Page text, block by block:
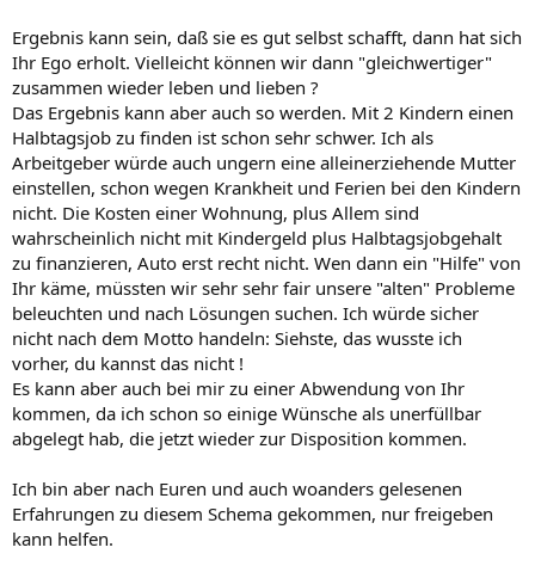
Ergebnis kann sein, daß sie es gut selbst schafft, dann hat sich
Ihr Ego erholt. Vielleicht können wir dann "gleichwertiger"
zusammen wieder leben und lieben ?
Das Ergebnis kann aber auch so werden. Mit 2 Kindern einen
Halbtagsjob zu finden ist schon sehr schwer. Ich als
Arbeitgeber würde auch ungern eine alleinerziehende Mutter
einstellen, schon wegen Krankheit und Ferien bei den Kindern
nicht. Die Kosten einer Wohnung, plus Allem sind
wahrscheinlich nicht mit Kindergeld plus Halbtagsjobgehalt
zu finanzieren, Auto erst recht nicht. Wen dann ein "Hilfe" von
Ihr käme, müssten wir sehr sehr fair unsere "alten" Probleme
beleuchten und nach Lösungen suchen. Ich würde sicher
nicht nach dem Motto handeln: Siehste, das wusste ich
vorher, du kannst das nicht !
Es kann aber auch bei mir zu einer Abwendung von Ihr
kommen, da ich schon so einige Wünsche als unerfüllbar
abgelegt hab, die jetzt wieder zur Disposition kommen.
Ich bin aber nach Euren und auch woanders gelesenen
Erfahrungen zu diesem Schema gekommen, nur freigeben
kann helfen.